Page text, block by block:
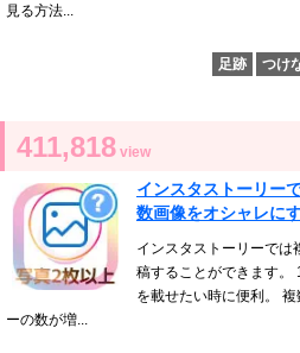
見る方法...
足跡
つけ
411,818 view
インスタストーリー
数画像をオシャレに
インスタストーリーでは
稿することができます。
を載せたい時に便利。
ーの数が増...